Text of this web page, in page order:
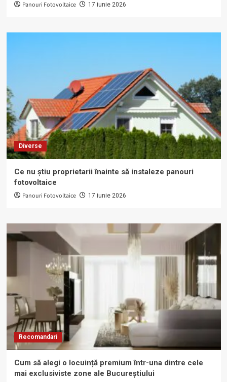
Panouri Fotovoltaice 17 iunie 2026
Diverse
Ce nu știu proprietarii înainte să instaleze panouri
fotovoltaice
Panouri Fotovoltaice 17 iunie 2026
Recomandari
Cum să alegi o locuință premium într-una dintre cele
mai exclusiviste zone ale Bucureștiului